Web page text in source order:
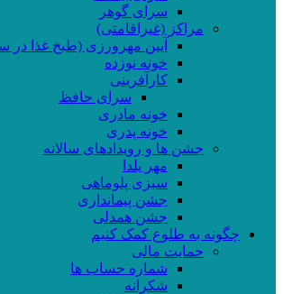
سرای گوهر
مراکز (غیراقامتی)
آیین مهرورزی (طبخ غذا در
خونه نوزده
کارآفرینی
سرای حافظ
خونه مادری
خونه پدری
جشن ها و رویدادهای سالانه
مهر یلدا
سبزی پلوماهی
جشن پیمانداری
جشن همدلی
چگونه به طلوع کمک کنیم
حمایت مالی
شماره حساب ها
شکرانه